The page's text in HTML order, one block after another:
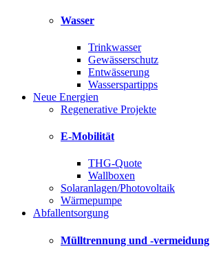
Wasser
Trinkwasser
Gewässerschutz
Entwässerung
Wasserspartipps
Neue Energien
Regenerative Projekte
E-Mobilität
THG-Quote
Wallboxen
Solaranlagen/Photovoltaik
Wärmepumpe
Abfallentsorgung
Mülltrennung und -vermeidung